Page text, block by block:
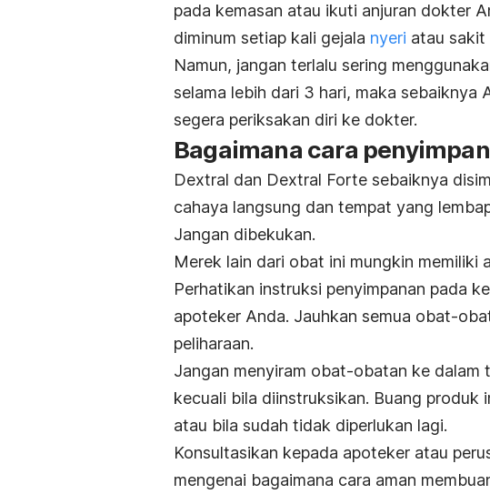
pada kemasan atau ikuti anjuran dokter
diminum setiap kali gejala nyeri atau sakit
Namun, jangan terlalu sering
selama lebih dari 3 hari, maka sebaiknya
segera periksakan diri ke dokter.
Bagaimana cara
Dextral dan Dextral Forte sebaiknya
cahaya langsung dan tempat yang
Jangan dibekukan.
Merek lain dari obat ini mungkin memiliki
Perhatikan instruksi penyimpanan pada
apoteker Anda. Jauhkan semua obat-
peliharaan.
Jangan menyiram obat-obatan ke dalam
kecuali bila diinstruksikan. Buang produk
atau bila sudah tidak diperlukan lagi.
Konsultasikan kepada apoteker atau
mengenai bagaimana cara aman